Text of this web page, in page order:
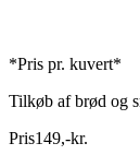
*Pris pr. kuvert*
Tilkøb af brød og
Pris149,-kr.